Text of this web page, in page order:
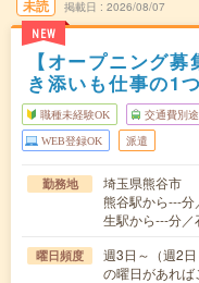
未読
NEW
掲載日 2026/08/07
【オープニング
き添いも仕事の1つ
職種未経験OK 交通費別
WEB登録OK 派遣
勤務地
埼玉県熊谷市
熊谷駅から---
生駅から---分
曜日頻度
週3日～（週2
の曜日があれば